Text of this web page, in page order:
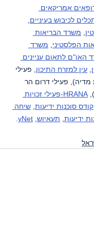
אמריקאים
לכיבוש בעיניים
משרד הבריאות
הפלסטיני
משרד
האו"ם לתאום עניינים
עין למזרח התיכון , פעילי
מדיה), פעילי דרום הר
HRANA-פעילי זכויות
קודס סוכנות ידיעות שיחה
ידיעות תעאיוש yNet